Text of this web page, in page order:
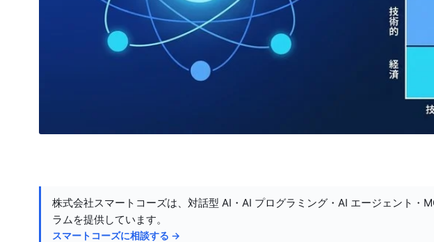
株式会社スマートコーズは、対話型 AI・AI プログラミング・AI エージェント・
ラムを提供しています。
スマートコーズに相談する →